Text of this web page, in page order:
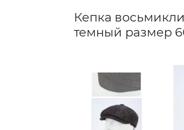
Кепка
темный размер